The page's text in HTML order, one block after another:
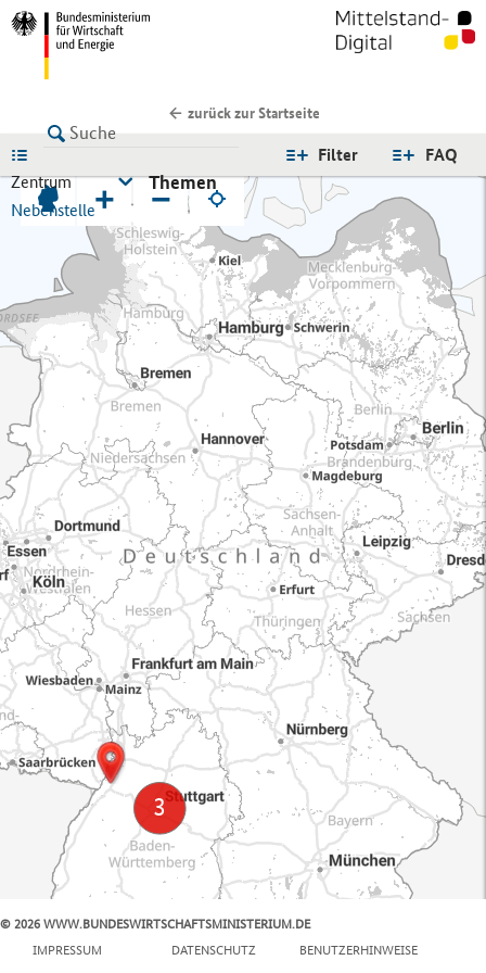
zurück zur Startseite
FAQ
Filter
Zentrum
Nebenstelle
Themen
+ −
© 2026 WWW.BUNDESWIRTSCHAFTSMINISTERIUM.DE
IMPRESSUM
DATENSCHUTZ BENUTZERHINWEISE